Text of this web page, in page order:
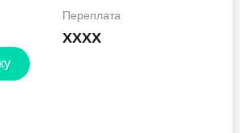
Переплата
XXXX